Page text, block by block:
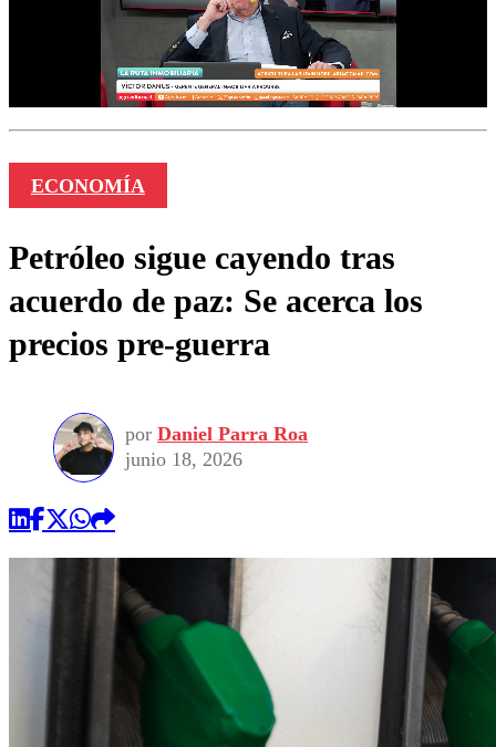
ECONOMÍA
Petróleo sigue cayendo tras
acuerdo de paz: Se acerca los
precios pre-guerra
por Daniel Parra Roa
junio 18, 2026